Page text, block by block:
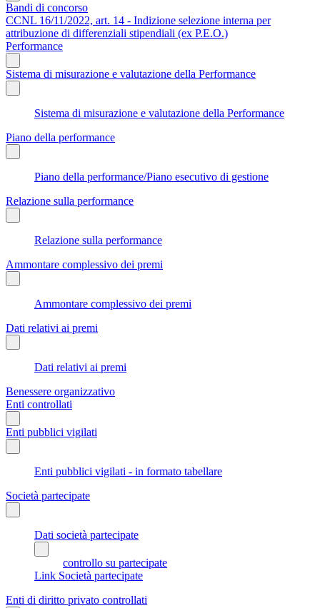
Bandi di concorso
CCNL 16/11/2022, art. 14 - Indizione selezione interna per
attribuzione di differenziali stipendiali (ex P.E.O.)
Performance
Sistema di misurazione e valutazione della Performance
Sistema di misurazione e valutazione della Performance
Piano della performance
Piano della performance/Piano esecutivo di gestione
Relazione sulla performance
Relazione sulla performance
Ammontare complessivo dei premi
Ammontare complessivo dei premi
Dati relativi ai premi
Dati relativi ai premi
Benessere organizzativo
Enti controllati
Enti pubblici vigilati
Enti pubblici vigilati - in formato tabellare
Società partecipate
Dati società partecipate
controllo su partecipate
Link Società partecipate
Enti di diritto privato controllati